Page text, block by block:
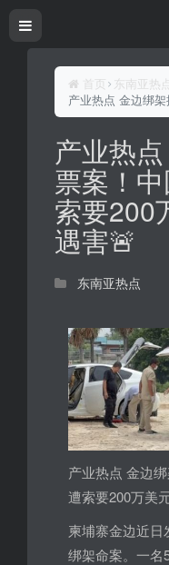
首页
东南亚热
产业热点 金边绑
产业热
票案！
索要200
遇害🚨
东南亚热点
产业热点 金边
遭索要200万美
柬埔寨金边近日
绑架命案。一名